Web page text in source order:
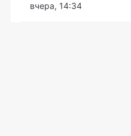
вчера, 14:34